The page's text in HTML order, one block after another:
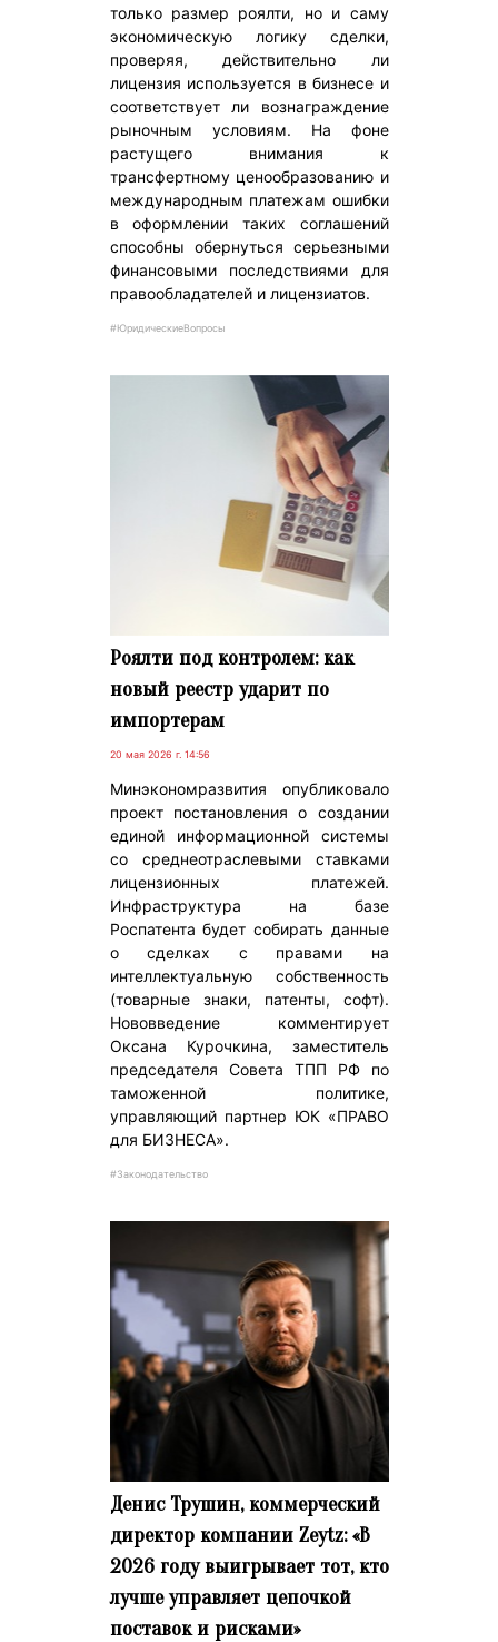
только размер роялти, но и саму
экономическую логику сделки,
проверяя, действительно ли
лицензия используется в бизнесе и
соответствует ли вознаграждение
рыночным условиям. На фоне
растущего внимания к
трансфертному ценообразованию и
международным платежам ошибки
в оформлении таких соглашений
способны обернуться серьезными
финансовыми последствиями для
правообладателей и лицензиатов.
#ЮридическиеВопросы
Роялти под контролем: как
новый реестр ударит по
импортерам
20 мая 2026 г. 14:56
Минэкономразвития опубликовало
проект постановления о создании
единой информационной системы
со среднеотраслевыми ставками
лицензионных платежей.
Инфраструктура на базе
Роспатента будет собирать данные
о сделках с правами на
интеллектуальную собственность
(товарные знаки, патенты, софт).
Нововведение комментирует
Оксана Курочкина, заместитель
председателя Совета ТПП РФ по
таможенной политике,
управляющий партнер ЮК «ПРАВО
для БИЗНЕСА».
#Законодательство
Денис Трушин, коммерческий
директор компании Zeytz: «В
2026 году выигрывает тот, кто
лучше управляет цепочкой
поставок и рисками»